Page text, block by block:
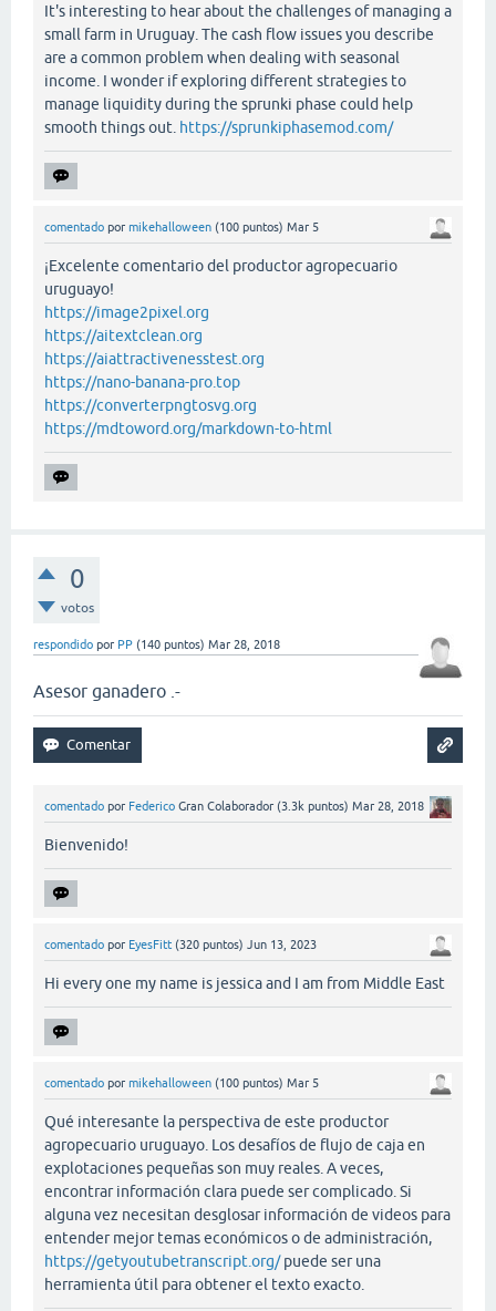
It's interesting to hear about the challenges of managing a
small farm in Uruguay. The cash flow issues you describe
are a common problem when dealing with seasonal
income. I wonder if exploring different strategies to
manage liquidity during the sprunki phase could help
smooth things out. https://sprunkiphasemod.com/
comentado por mikehalloween (100 puntos) Mar 5
¡Excelente comentario del productor agropecuario
uruguayo!
https://image2pixel.org
https://aitextclean.org
https://aiattractivenesstest.org
https://nano-banana-pro.top
https://converterpngtosvg.org
https://mdtoword.org/markdown-to-html
0
votos
respondido por PP (140 puntos) Mar 28, 2018
Asesor ganadero .-
comentado por Federico Gran Colaborador (3.3k puntos) Mar 28, 2018
Bienvenido!
comentado por EyesFitt (320 puntos) Jun 13, 2023
Hi every one my name is jessica and I am from Middle East
comentado por mikehalloween (100 puntos) Mar 5
Qué interesante la perspectiva de este productor
agropecuario uruguayo. Los desafíos de flujo de caja en
explotaciones pequeñas son muy reales. A veces,
encontrar información clara puede ser complicado. Si
alguna vez necesitan desglosar información de videos para
entender mejor temas económicos o de administración,
https://getyoutubetranscript.org/puede ser una
herramienta útil para obtener el texto exacto.